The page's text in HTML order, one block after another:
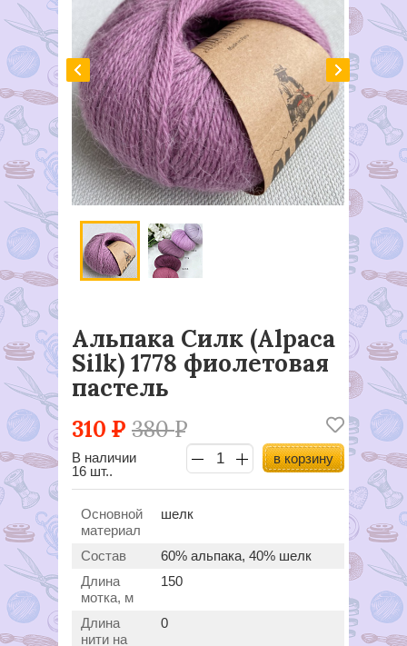
Альпака Силк (Alpaca
Silk) 1778 фиолетовая
пастель
310 Р 380Р
В наличии
16 шт..
в корзину
Основной
материал
шелк
Состав
60% альпака, 40% шелк
Длина
мотка, м
150
Длина
нити на
0